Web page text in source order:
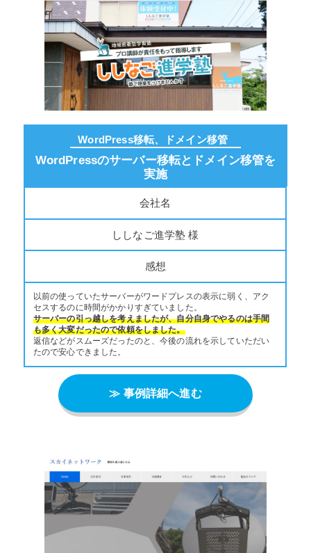
WordPress移転、ドメイン移管
WordPressのサーバー移転とドメイン移管を
実施
会社名
ししなご進学塾 様
感想
以前の使っていたサーバーがワードプレスの表示に弱く、アク
セスするのに時間がかかりすぎていました。
サーバーの引っ越しを考えましたが、自分自身でやるのは手間
も多く大変だったので依頼をしました。
返信などがスムーズだったのと、今後の流れを示していただい
たので安心できました。
≫ 事例詳細へ進む